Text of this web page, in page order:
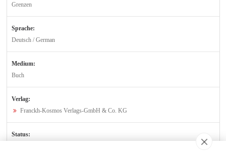
Grenzen
Sprache:
Deutsch / German
Medium:
Buch
Verlag:
Franckh-Kosmos Verlags-GmbH & Co. KG
Status: